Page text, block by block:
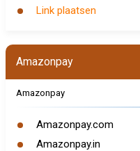
Link plaatsen
Amazonpay
Amazonpay
Amazonpay.com
Amazonpay.in